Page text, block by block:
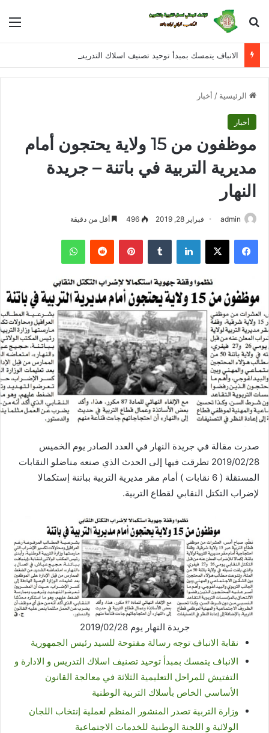
بحث عن
الرئيسية / أخبار
أخبار
موظفون من 15 ولاية يحتجون أمام
مديرية التربية في باتنة – جريدة
النهار
admin فبراير 28, 2019 496 أقل من دقيقة
فيسبوك X لينكدإن بينتيريست واتساب
صدرت مقالة في جريدة النهار في العدد الصادر يوم الخميس
2019/02/28 تطرقت فيها إلى الحدث الذي صنعه مناضلو النقابات
المستقلة ( 6 نقابات ) أمام مقر مديرية التربية بباتنة إستكمالا
لإضراب التكتل النقابي لقطاع التربية.
جريدة النهار يوم 2019/02/28
نقابة الانباف توجه رسالة مفتوحة للسيد رئيس الجمهورية
الانباف يتمسك بمبدأ توحيد تصنيف اسلاك التدريس و الادارة و
التفتيش للمراحل التعليمية الثلاثة في معالجة القانون
الأساسي الخاص بأسلاك التربية الوطنية
وزارة التربية تصدر المنشور المنظم لعملية إنتخاب اللجان
الولائية و اللجنة الوطنية للخدمات الاجتماعية